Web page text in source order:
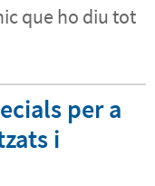
que ho diu tot
per a
i